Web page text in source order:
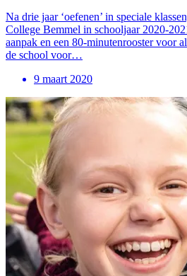
Na drie jaar ‘oefenen’ in speciale
College Bemmel in schooljaar 2020-
aanpak en een 80-minutenrooster voor
de school voor…
9 maart 2020